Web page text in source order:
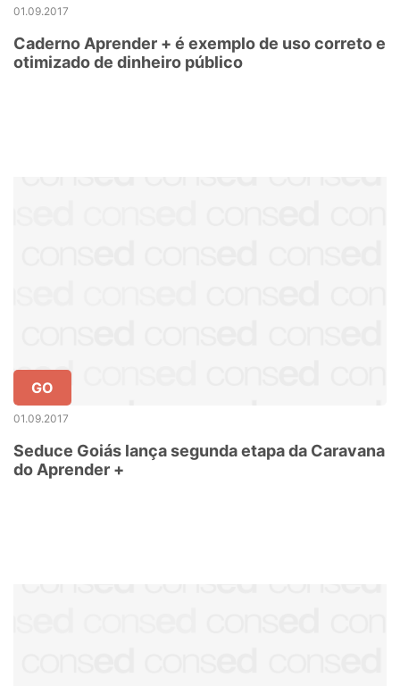
01.09.2017
Caderno Aprender + é exemplo de uso correto e
otimizado de dinheiro público
GO
01.09.2017
Seduce Goiás lança segunda etapa da Caravana
do Aprender +